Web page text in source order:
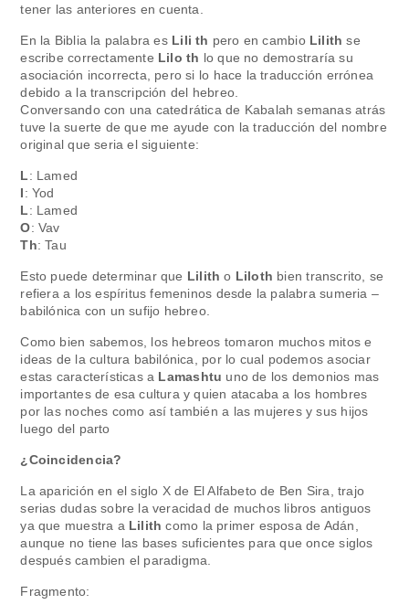
tener las anteriores en cuenta.
En la Biblia la palabra esLili th pero en cambio Lilith se
escribe correctamente Lilo th lo que no demostraría su
asociación incorrecta, pero si lo hace la traducción errónea
debido a la transcripción del hebreo.
Conversando con una catedrática de Kabalah semanas atrás
tuve la suerte de que me ayude con la traducción del nombre
original que seria el siguiente:
L: Lamed
I: Yod
L: Lamed
O: Vav
Th: Tau
Esto puede determinar que Lilith o Liloth bien transcrito, se
refiera a los espíritus femeninos desde la palabra sumeria –
babilónica con un sufijo hebreo.
Como bien sabemos, los hebreos tomaron muchos mitos e
ideas de la cultura babilónica, por lo cual podemos asociar
estas características a Lamashtu uno de los demonios mas
importantes de esa cultura y quien atacaba a los hombres
por las noches como así también a las mujeres y sus hijos
luego del parto
¿Coincidencia?
La aparición en el siglo X de El Alfabeto de Ben Sira, trajo
serias dudas sobre la veracidad de muchos libros antiguos
ya que muestra a Lilith como la primer esposa de Adán,
aunque no tiene las bases suficientes para que once siglos
después cambien el paradigma.
Fragmento: